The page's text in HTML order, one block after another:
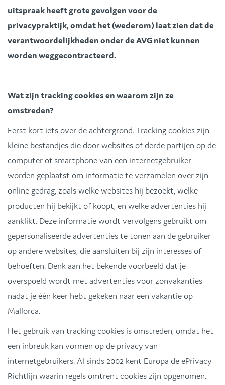
uitspraak heeft grote gevolgen voor de
privacypraktijk, omdat het (wederom) laat zien dat de
verantwoordelijkheden onder de AVG niet kunnen
worden weggecontracteerd.
Wat zijn tracking cookies en waarom zijn ze
omstreden?
Eerst kort iets over de achtergrond. Tracking cookies zijn
kleine bestandjes die door websites of derde partijen op de
computer of smartphone van een internetgebruiker
worden geplaatst om informatie te verzamelen over zijn
online gedrag, zoals welke websites hij bezoekt, welke
producten hij bekijkt of koopt, en welke advertenties hij
aanklikt. Deze informatie wordt vervolgens gebruikt om
gepersonaliseerde advertenties te tonen aan de gebruiker
op andere websites, die aansluiten bij zijn interesses of
behoeften. Denk aan het bekende voorbeeld dat je
overspoeld wordt met advertenties voor zonvakanties
nadat je één keer hebt gekeken naar een vakantie op
Mallorca.
Het gebruik van tracking cookies is omstreden, omdat het
een inbreuk kan vormen op de privacy van
internetgebruikers. Al sinds 2002 kent Europa de ePrivacy
Richtlijn waarin regels omtrent cookies zijn opgenomen.